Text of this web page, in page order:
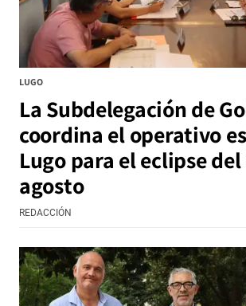
LUGO
La Subdelegación de
coordina el operativo
Lugo para el eclipse del
agosto
REDACCIÓN